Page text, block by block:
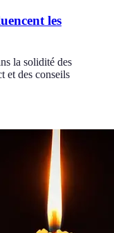
les
la solidité des
et des conseils